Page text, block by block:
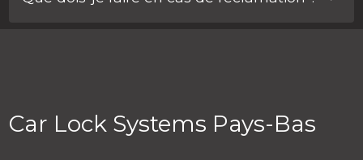
frais liés à l’expédition de votre / vos article(s) vous
Car Lock Systems Pays-Bas